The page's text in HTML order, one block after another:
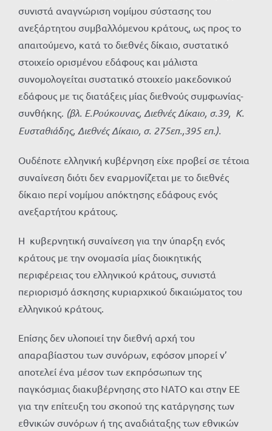
συνιστά αναγνώριση νομίμου σύστασης του
ανεξάρτητου συμβαλλόμενου κράτους, ως προς το
απαιτούμενο, κατά το διεθνές δίκαιο, συστατικό
στοιχείο ορισμένου εδάφους και μάλιστα
συνομολογείται συστατικό στοιχείο μακεδονικού
εδάφους με τις διατάξεις μίας διεθνούς συμφωνίας-
συνθήκης. (βλ. Ε.Ρούκουνας, Διεθνές Δίκαιο, σ.39, Κ.
Ευσταθιάδης, Διεθνές Δίκαιο, σ. 275επ.,395 επ.).
Ουδέποτε ελληνική κυβέρνηση είχε προβεί σε τέτοια
συναίνεση διότι δεν εναρμονίζεται με το διεθνές
δίκαιο περί νομίμου απόκτησης εδάφους ενός
ανεξαρτήτου κράτους.
Η κυβερνητική συναίνεση για την ύπαρξη ενός
κράτους με την ονομασία μίας διοικητικής
περιφέρειας του ελληνικού κράτους, συνιστά
περιορισμό άσκησης κυριαρχικού δικαιώματος του
ελληνικού κράτους.
Επίσης δεν υλοποιεί την διεθνή αρχή του
απαραβίαστου των συνόρων, εφόσον μπορεί ν’
αποτελεί ένα μέσον των εκπρόσωπων της
παγκόσμιας διακυβέρνησης στο ΝΑΤΟ και στην ΕΕ
για την επίτευξη του σκοπού της κατάργησης των
εθνικών συνόρων ή της αναδιάταξης των εθνικών